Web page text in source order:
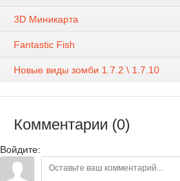
3D Миникарта
Fantastic Fish
Новые виды зомби 1.7.2 \ 1.7.10
Комментарии (0)
Войдите: